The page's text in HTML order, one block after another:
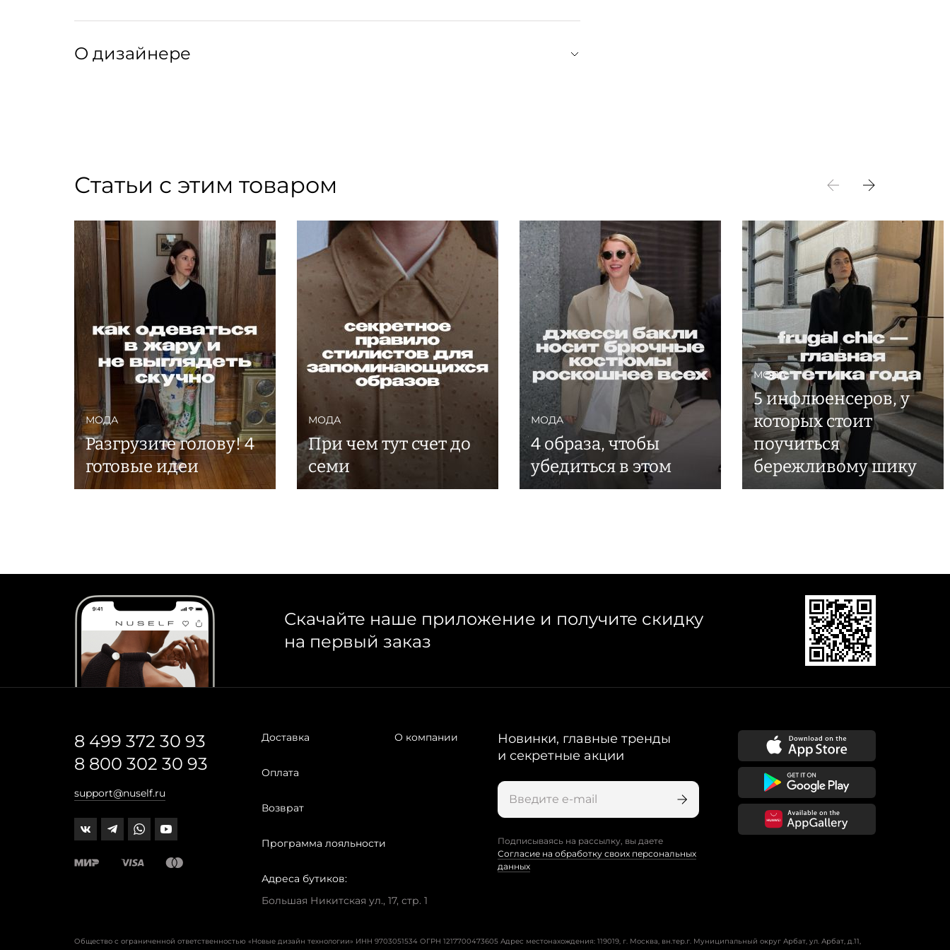
Артикул: 071070010
О дизайнере
Статьи с этим товаром
МОДА
Разгрузите голову! 4
готовые идеи
МОДА
При чем тут счет до
семи
МОДА
4 образа, чтобы
убедиться в этом
МОДА
5 инфлюенсеров, у
которых стоит
поучиться
бережливому шику
Скачайте наше приложение и получите скидку
на первый заказ
8 499 372 30 93
8 800 302 30 93
support@nuself.ru
Доставка
Оплата
Возврат
Программа лояльности
О компании
Адреса бутиков:
Большая Никитская ул., 17, стр. 1
Новинки, главные тренды
и секретные акции
Подписываясь на рассылку, вы даете
Согласие на обработку своих персональных
данных
Общество с ограниченной ответственностью «Новые дизайн технологии» ИНН 9703051534 ОГРН 1217700473605 Адрес местонахождения: 119019, г. Москва, вн.тер.г. Муниципальный округ Арбат, ул. Арбат, д.11,